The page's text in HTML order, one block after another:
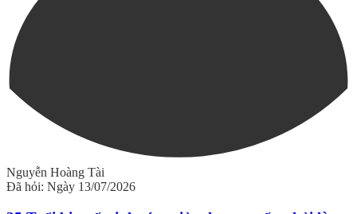
Nguyễn Hoàng Tài
Đã hỏi: Ngày 13/07/2026